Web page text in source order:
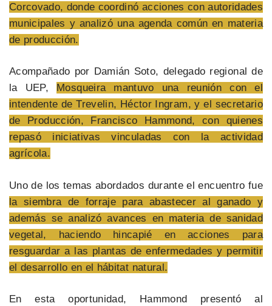
Corcovado, donde coordinó acciones con autoridades
municipales y analizó una agenda común en materia
de producción.
Acompañado por Damián Soto, delegado regional de
la UEP, Mosqueira mantuvo una reunión con el
intendente de Trevelin, Héctor Ingram, y el secretario
de Producción, Francisco Hammond, con quienes
repasó iniciativas vinculadas con la actividad
agrícola.
Uno de los temas abordados durante el encuentro fue
la siembra de forraje para abastecer al ganado y
además se analizó avances en materia de sanidad
vegetal, haciendo hincapié en acciones para
resguardar a las plantas de enfermedades y permitir
el desarrollo en el hábitat natural.
En esta oportunidad, Hammond presentó al